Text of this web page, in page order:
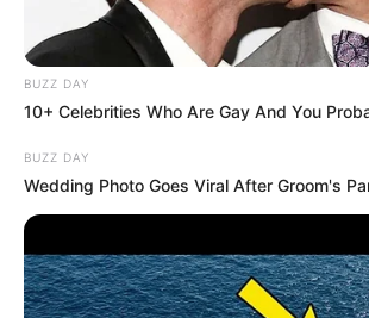
BUZZ DAY
10+ Celebrities Who Are Gay And You
BUZZ DAY
Wedding Photo Goes Viral After Groom's